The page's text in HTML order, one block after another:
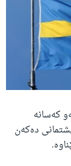
کەسانە
دەکەن